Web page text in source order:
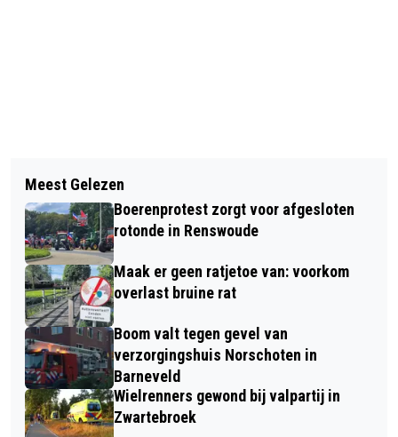
24-JARIGE BARNEVELDER RAAKT
ERNSTIG GEWOND BIJ EENZIJDIG
ONGEVAL IN LUNTEREN
GELUKKIG NIEUWJAAR!
Meest Gelezen
Boerenprotest zorgt voor afgesloten
rotonde in Renswoude
Maak er geen ratjetoe van: voorkom
overlast bruine rat
Boom valt tegen gevel van
verzorgingshuis Norschoten in
Barneveld
Wielrenners gewond bij valpartij in
Zwartebroek